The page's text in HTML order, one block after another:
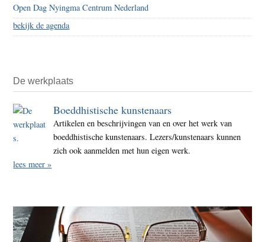
Open Dag Nyingma Centrum Nederland
bekijk de agenda
De werkplaats
Boeddhistische kunstenaars
Artikelen en beschrijvingen van en over het werk van
boeddhistische kunstenaars. Lezers/kunstenaars kunnen
zich ook aanmelden met hun eigen werk.
lees meer »